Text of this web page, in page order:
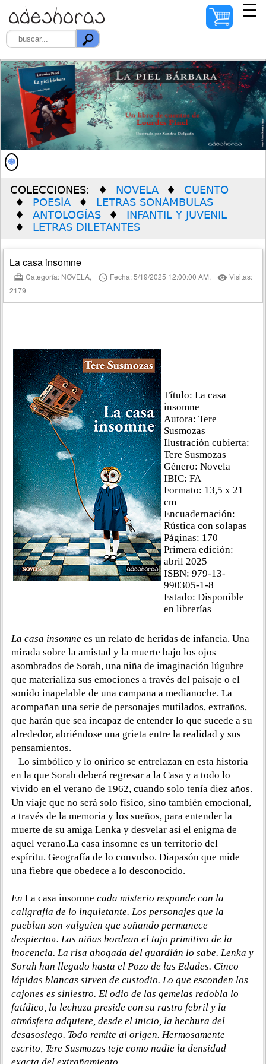
AUTORES
ILUSTRADORES
DISTRIBUIDORES
PREMIO SOLEDAD
VERDÚ
☰
COLECCIONES: NOVELA
CUENTO
POESÍA
LETRAS SONÁMBULAS
ANTOLOGÍAS
INFANTIL Y JUVENIL
LETRAS DILETANTES
La casa insomne
card_travel Categoría: NOVELA, access_time Fecha: 5/19/2025 12:00:00 AM, remove_red_eye Visitas:
2179
Título: La casa
insomne
Autora: Tere
Susmozas
Ilustración cubierta:
Tere Susmozas
Género: Novela
IBIC: FA
Formato: 13,5 x 21
cm
Encuadernación:
Rústica con solapas
Páginas: 170
Primera edición:
abril 2025
ISBN: 979-13-
990305-1-8
Estado: Disponible
en librerías
La casa insomne es un relato de heridas de infancia. Una
mirada sobre la amistad y la muerte bajo los ojos
asombrados de Sorah, una niña de imaginación lúgubre
que materializa sus emociones a través del paisaje o el
sonido inapelable de una campana a medianoche. La
acompañan una serie de personajes mutilados, extraños,
que harán que sea incapaz de entender lo que sucede a su
alrededor, abriéndose una grieta entre la realidad y sus
pensamientos.
Lo simbólico y lo onírico se entrelazan en esta historia
en la que Sorah deberá regresar a la Casa y a todo lo
vivido en el verano de 1962, cuando solo tenía diez años.
Un viaje que no será solo físico, sino también emocional,
a través de la memoria y los sueños, para entender la
muerte de su amiga Lenka y desvelar así el enigma de
aquel verano.La casa insomne es un territorio del
espíritu. Geografía de lo convulso. Diapasón que mide
una fiebre que obedece a lo desconocido.
En La casa insomnecada misterio responde con la
caligrafía de lo inquietante. Los personajes que la
pueblan son «alguien que soñando permanece
despierto». Las niñas bordean el tajo primitivo de la
inocencia. La risa ahogada del guardián lo sabe. Lenka y
Sorah han llegado hasta el Pozo de las Edades. Cinco
lápidas blancas sirven de custodio. Lo que esconden los
cajones es siniestro. El odio de las gemelas redobla lo
fatídico, la lechuza preside con su rastro febril y la
atmósfera adquiere, desde el inicio, la hechura del
desasosiego. Todo remite al origen. Hermosamente
escrito, Tere Susmozas teje como nadie la densidad